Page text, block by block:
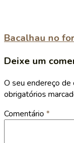
Bacalhau no
Deixe um
O seu endereço de
obrigatórios
Comentário *